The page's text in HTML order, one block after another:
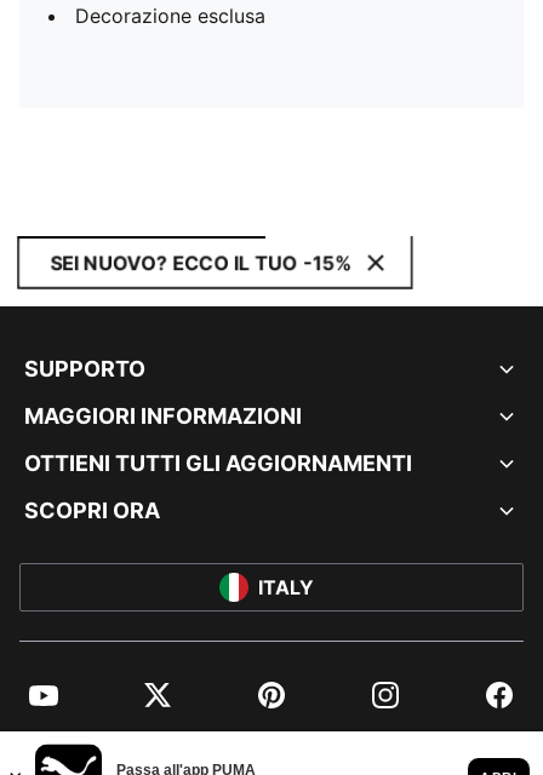
Decorazione esclusa
SEI NUOVO? ECCO IL TUO -15%
SUPPORTO
MAGGIORI INFORMAZIONI
OTTIENI TUTTI GLI AGGIORNAMENTI
SCOPRI ORA
ITALY
YouTube Twitter Pinterest Instagram
© PUMA EUROPE GMBH, 2026. TUTTI I DIRITTI RISERVATI